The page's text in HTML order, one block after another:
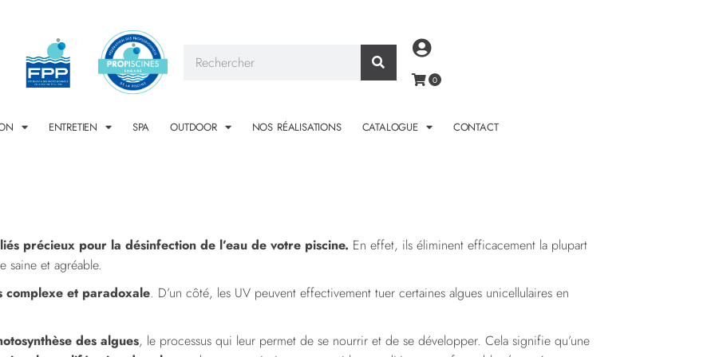
ENTRETIEN SPA OUTDOOR NOS RÉALISATIONS CATALOGUE CONTACT
précieux pour la désinfection de l’eau de votre piscine. En effet, ils éliminent efficacement la plupart
saine et agréable.
complexe et paradoxale. D’un côté, les UV peuvent effectivement tuer certaines algues unicellulaires en
des algues, le processus qui leur permet de se nourrir et de se développer. Cela signifie qu’une